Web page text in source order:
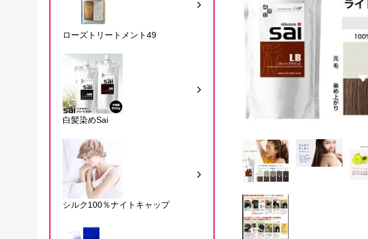
ローズトリートメント49
白髪染めSai
シルク100％ナイトキャップ